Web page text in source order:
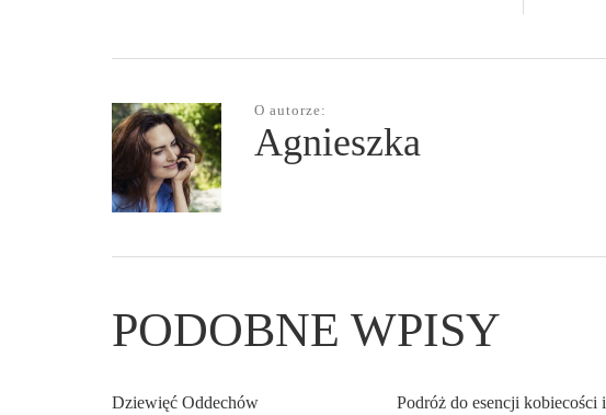
O autorze:
Agnieszka
PODOBNE WPISY
Dziewięć Oddechów
Podróż do esencji kobiecości i